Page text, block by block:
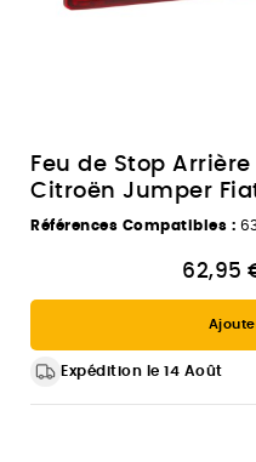
Feu de Stop
Citroën Jumper
Références Compatibles :
62,95
Expédition le 14 Août